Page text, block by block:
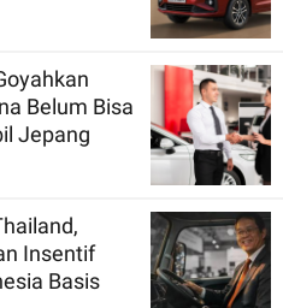
Belum Bisa
Jepang
Insentif
Basis